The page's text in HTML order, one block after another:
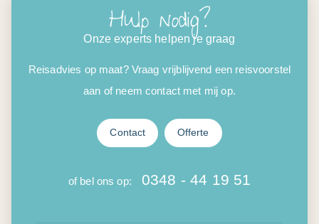
Hulp nodig?
Onze experts helpen je graag
Reisadvies op maat? Vraag vrijblijvend een reisvoorstel
aan of neem contact met mij op.
Contact Offerte
of bel ons op: 0348 - 44 19 51